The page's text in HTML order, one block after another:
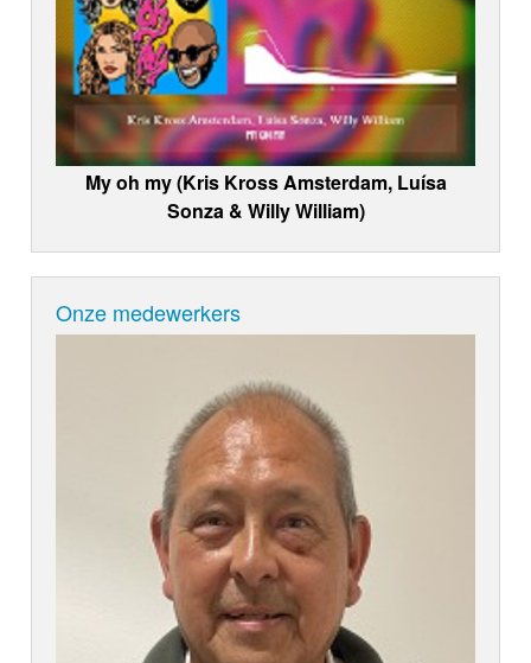
My oh my (Kris Kross Amsterdam, Luísa
Sonza & Willy William)
Onze medewerkers